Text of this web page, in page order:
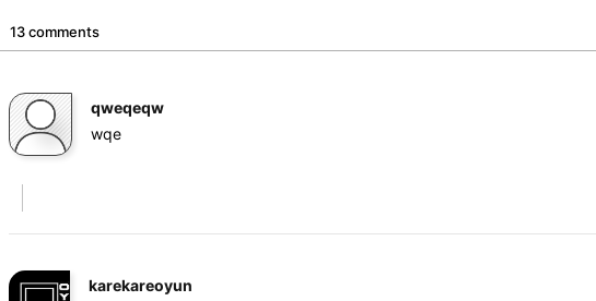
13 comments
qweqeqw
wqe
karekareoyun